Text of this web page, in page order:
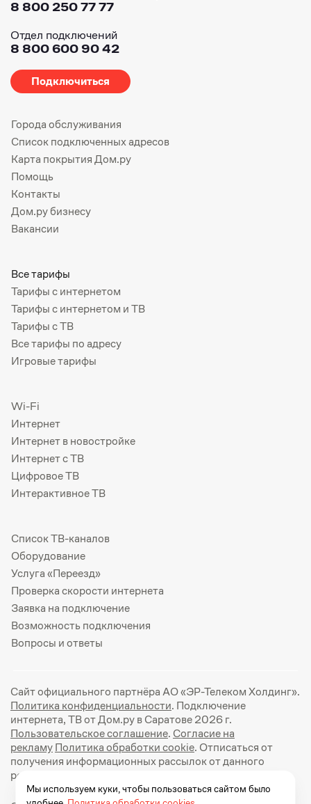
8 800 250 77 77
Отдел подключений
8 800 600 90 42
Подключиться
Города обслуживания
Список подключенных адресов
Карта покрытия Дом.ру
Помощь
Контакты
Дом.ру бизнесу
Вакансии
Все тарифы
Тарифы с интернетом
Тарифы с интернетом и ТВ
Тарифы с ТВ
Все тарифы по адресу
Игровые тарифы
Wi-Fi
Интернет
Интернет в новостройке
Интернет с ТВ
Цифровое ТВ
Интерактивное ТВ
Список ТВ-каналов
Оборудование
Услуга «Переезд»
Проверка скорости интернета
Заявка на подключение
Возможность подключения
Вопросы и ответы
Сайт официального партнёра АО «ЭР-Телеком Холдинг».
Политика конфиденциальности. Подключение
интернета, ТВ от Дом.ру в Саратове 2026 г.
Пользовательское соглашение. Согласие на
рекламуПолитика обработки cookie. Отписаться от
получения информационных рассылок от данного
ресурса можно на
Мы используем куки, чтобы пользоваться сайтом было